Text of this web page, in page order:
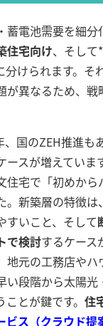
蓄電池需要を細分
住宅向け、そして
けられます。そ
が異なるため、
、国のZEH推進も
ースが増えていま
住宅で「初めから
。新築層の特徴は
すいこと、そして
で検討するケース
地元の工務店やハ
い段階から太陽光
とが鍵です。 住
ス（クラウド提